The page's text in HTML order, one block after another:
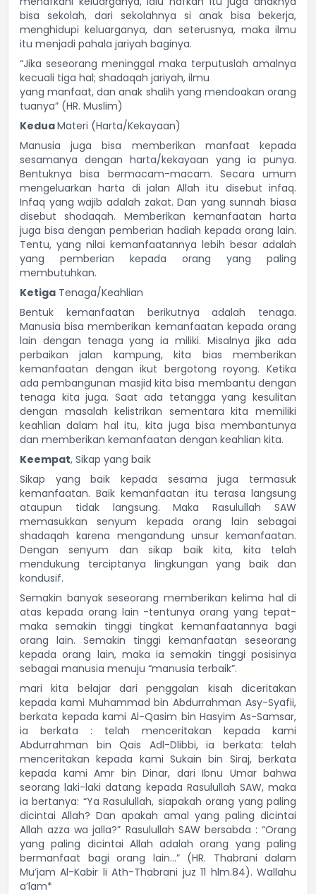
bisa sekolah, dari sekolahnya si anak bisa bekerja,
menghidupi keluarganya, dan seterusnya, maka ilmu
itu menjadi pahala jariyah baginya.
“Jika seseorang meninggal maka terputuslah amalnya
kecuali tiga hal; shadaqah jariyah, ilmu
yang manfaat, dan anak shalih yang mendoakan orang
tuanya” (HR. Muslim)
KeduaMateri (Harta/Kekayaan)
Manusia juga bisa memberikan manfaat kepada
sesamanya dengan harta/kekayaan yang ia punya.
Bentuknya bisa bermacam-macam. Secara umum
mengeluarkan harta di jalan Allah itu disebut infaq.
Infaq yang wajib adalah zakat. Dan yang sunnah biasa
disebut shodaqah. Memberikan kemanfaatan harta
juga bisa dengan pemberian hadiah kepada orang lain.
Tentu, yang nilai kemanfaatannya lebih besar adalah
yang pemberian kepada orang yang paling
membutuhkan.
Ketiga Tenaga/Keahlian
Bentuk kemanfaatan berikutnya adalah tenaga.
Manusia bisa memberikan kemanfaatan kepada orang
lain dengan tenaga yang ia miliki. Misalnya jika ada
perbaikan jalan kampung, kita bias memberikan
kemanfaatan dengan ikut bergotong royong. Ketika
ada pembangunan masjid kita bisa membantu dengan
tenaga kita juga. Saat ada tetangga yang kesulitan
dengan masalah kelistrikan sementara kita memiliki
keahlian dalam hal itu, kita juga bisa membantunya
dan memberikan kemanfaatan dengan keahlian kita.
Keempat, Sikap yang baik
Sikap yang baik kepada sesama juga termasuk
kemanfaatan. Baik kemanfaatan itu terasa langsung
ataupun tidak langsung. Maka Rasulullah SAW
memasukkan senyum kepada orang lain sebagai
shadaqah karena mengandung unsur kemanfaatan.
Dengan senyum dan sikap baik kita, kita telah
mendukung terciptanya lingkungan yang baik dan
kondusif.
Semakin banyak seseorang memberikan kelima hal di
atas kepada orang lain -tentunya orang yang tepat-
maka semakin tinggi tingkat kemanfaatannya bagi
orang lain. Semakin tinggi kemanfaatan seseorang
kepada orang lain, maka ia semakin tinggi posisinya
sebagai manusia menuju “manusia terbaik”.
mari kita belajar dari penggalan kisah diceritakan
kepada kami Muhammad bin Abdurrahman Asy-Syafii,
berkata kepada kami Al-Qasim bin Hasyim As-Samsar,
ia berkata : telah menceritakan kepada kami
Abdurrahman bin Qais Adl-Dlibbi, ia berkata: telah
menceritakan kepada kami Sukain bin Siraj, berkata
kepada kami Amr bin Dinar, dari Ibnu Umar bahwa
seorang laki-laki datang kepada Rasulullah SAW, maka
ia bertanya: “Ya Rasulullah, siapakah orang yang paling
dicintai Allah? Dan apakah amal yang paling dicintai
Allah azza wa jalla?” Rasulullah SAW bersabda : “Orang
yang paling dicintai Allah adalah orang yang paling
bermanfaat bagi orang lain…” (HR. Thabrani dalam
Mu’jam Al-Kabir li Ath-Thabrani juz 11 hlm.84). Wallahu
a’lam*